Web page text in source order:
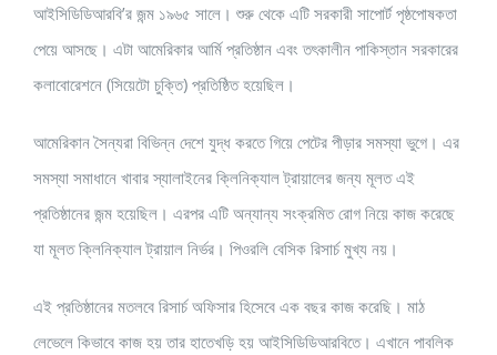
আইসিডিডিআরবি’র জন্ম ১৯৬৫ সালে। শুরু থেকে এটি সরকারী সাপোর্ট পৃষ্ঠপোষকতা
পেয়ে আসছে। এটা আমেরিকার আর্মি প্রতিষ্ঠান এবং তৎকালীন পাকিস্তান সরকারের
কলাবোরেশনে (সিয়েটো চুক্তি) প্রতিষ্ঠিত হয়েছিল।
আমেরিকান সৈন্যরা বিভিন্ন দেশে যুদ্ধ করতে গিয়ে পেটের পীড়ার সমস্যা ভুগে। এর
সমস্যা সমাধানে খাবার স্যালাইনের ক্লিনিক্যাল ট্রায়ালের জন্য মূলত এই
প্রতিষ্ঠানের জন্ম হয়েছিল। এরপর এটি অন্যান্য সংক্রমিত রোগ নিয়ে কাজ করেছে
যা মূলত ক্লিনিক্যাল ট্রায়াল নির্ভর। পিওরলি বেসিক রিসার্চ মুখ্য নয়।
এই প্রতিষ্ঠানের মতলবে রিসার্চ অফিসার হিসেবে এক বছর কাজ করেছি। মাঠ
লেভেলে কিভাবে কাজ হয় তার হাতেখড়ি হয় আইসিডিডিআরবিতে। এখানে পাবলিক